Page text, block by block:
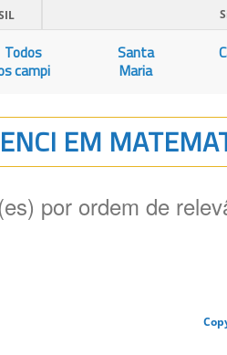
Todos
campi
Santa
Maria
EM
por ordem de